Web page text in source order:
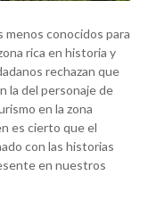
menos conocidos para
rica en historia y
rechazan que
la del personaje de
en la zona
es cierto que el
con las historias
en nuestros